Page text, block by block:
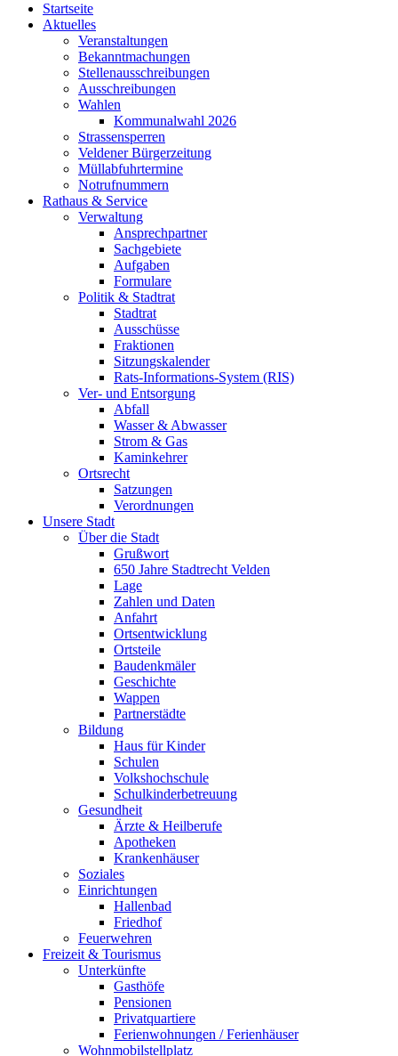
Startseite
Aktuelles
Veranstaltungen
Bekanntmachungen
Stellenausschreibungen
Ausschreibungen
Wahlen
Kommunalwahl 2026
Strassensperren
Veldener Bürgerzeitung
Müllabfuhrtermine
Notrufnummern
Rathaus & Service
Verwaltung
Ansprechpartner
Sachgebiete
Aufgaben
Formulare
Politik & Stadtrat
Stadtrat
Ausschüsse
Fraktionen
Sitzungskalender
Rats-Informations-System (RIS)
Ver- und Entsorgung
Abfall
Wasser & Abwasser
Strom & Gas
Kaminkehrer
Ortsrecht
Satzungen
Verordnungen
Unsere Stadt
Über die Stadt
Grußwort
650 Jahre Stadtrecht Velden
Lage
Zahlen und Daten
Anfahrt
Ortsentwicklung
Ortsteile
Baudenkmäler
Geschichte
Wappen
Partnerstädte
Bildung
Haus für Kinder
Schulen
Volkshochschule
Schulkinderbetreuung
Gesundheit
Ärzte & Heilberufe
Apotheken
Krankenhäuser
Soziales
Einrichtungen
Hallenbad
Friedhof
Feuerwehren
Freizeit & Tourismus
Unterkünfte
Gasthöfe
Pensionen
Privatquartiere
Ferienwohnungen / Ferienhäuser
Wohnmobilstellplatz